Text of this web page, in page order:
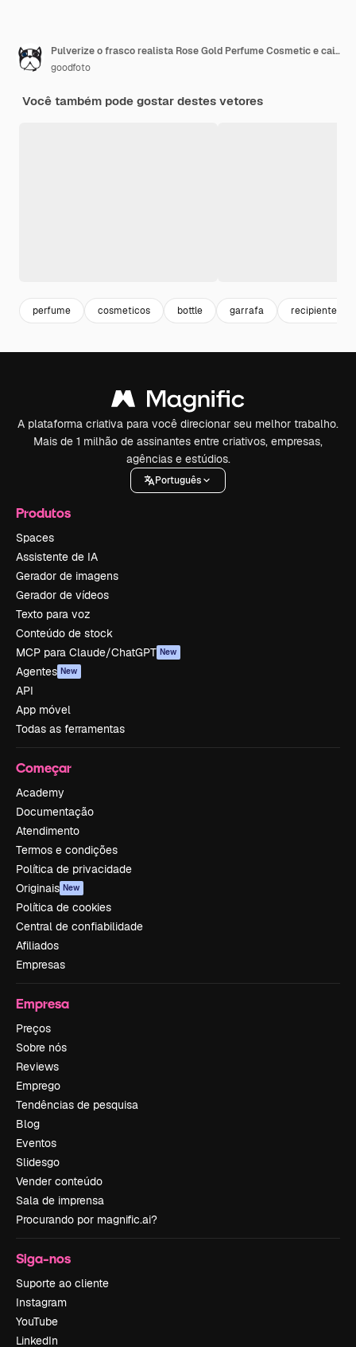
Pulverize o frasco realista Rose Gold Perfume Cosmetic e caixa para a ilustração do fundo do produto de Skincare. Cuidados de saúde e Design de conceito médico.
goodfoto
Você também pode gostar destes vetores
perfume cosmeticos bottle garrafa recipiente
A plataforma criativa para você direcionar seu melhor trabalho.
Mais de 1 milhão de assinantes entre criativos, empresas,
agências e estúdios.
Português
Produtos
Spaces
Assistente de IA
Gerador de imagens
Gerador de vídeos
Texto para voz
Conteúdo de stock
MCP para Claude/ChatGPT New
Agentes New
API
App móvel
Todas as ferramentas
Começar
Academy
Documentação
Atendimento
Termos e condições
Política de privacidade
Originais New
Política de cookies
Central de confiabilidade
Afiliados
Empresas
Empresa
Preços
Sobre nós
Reviews
Emprego
Tendências de pesquisa
Blog
Eventos
Slidesgo
Vender conteúdo
Sala de imprensa
Procurando por magnific.ai?
Siga-nos
Suporte ao cliente
Instagram
YouTube
LinkedIn